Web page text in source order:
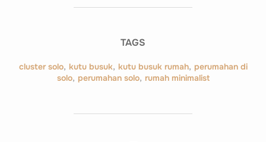
TAGS
cluster solo, kutu busuk, kutu busuk rumah, perumahan di
solo, perumahan solo, rumah minimalist